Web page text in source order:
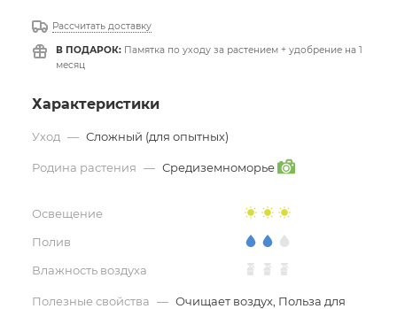
Рассчитать доставку
В ПОДАРОК: Памятка по уходу за растением + удобрение на 1
месяц
Характеристики
Уход — Сложный (для опытных)
Родина растения — Средиземноморье
Освещение
Полив
Влажность воздуха
Полезные свойства — Очищает воздух, Польза для